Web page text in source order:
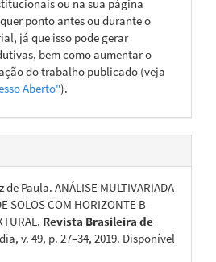
ou na sua página
ponto antes ou durante o
já que isso pode gerar
bem como aumentar o
do trabalho publicado (veja
Aberto").
Paula. ANÁLISE MULTIVARIADA
SOLOS COM HORIZONTE B
Revista Brasileira de
v. 49, p. 27–34, 2019. Disponível